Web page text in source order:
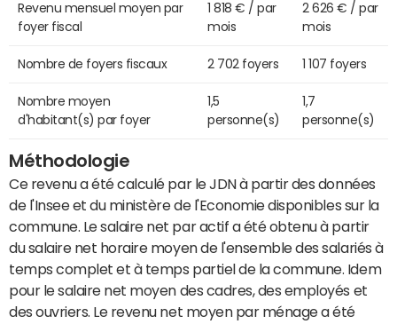
Revenu mensuel moyen par
foyer fiscal
1 818 € / par
mois
2 626 € / par
mois
Nombre de foyers fiscaux 2 702 foyers 1 107 foyers
Nombre moyen
d'habitant(s) par foyer
1,5
personne(s)
1,7
personne(s)
Méthodologie
Ce revenu a été calculé par le JDN à partir des données
de l'Insee et du ministère de l'Economie disponibles sur la
commune. Le salaire net par actif a été obtenu à partir
du salaire net horaire moyen de l'ensemble des salariés à
temps complet et à temps partiel de la commune. Idem
pour le salaire net moyen des cadres, des employés et
des ouvriers. Le revenu net moyen par ménage a été